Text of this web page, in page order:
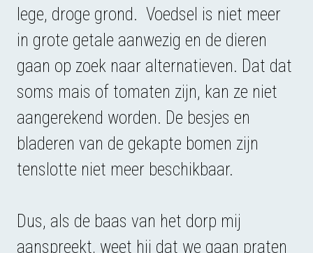
lege, droge grond. Voedsel is niet meer
in grote getale aanwezig en de dieren
gaan op zoek naar alternatieven. Dat dat
soms mais of tomaten zijn, kan ze niet
aangerekend worden. De besjes en
bladeren van de gekapte bomen zijn
tenslotte niet meer beschikbaar.
Dus, als de baas van het dorp mij
aanspreekt, weet hij dat we gaan praten